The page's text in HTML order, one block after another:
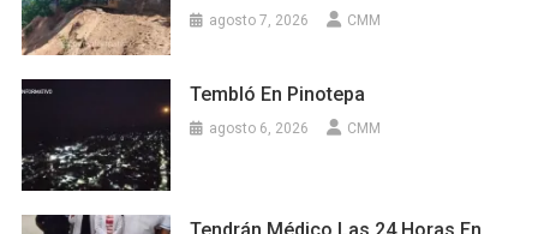
agosto 7, 2026 CMM
Tembló En Pinotepa
agosto 6, 2026 CMM